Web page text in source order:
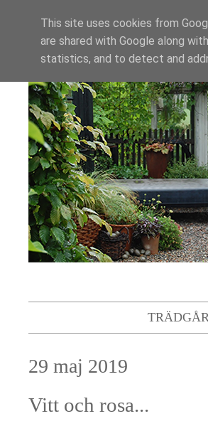
29 maj 2019
Vitt och rosa...
This site uses cookies from
are shared with Google along
statistics, and to detect and